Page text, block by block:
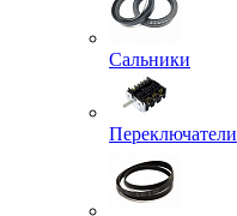
Сальники
Переключатели